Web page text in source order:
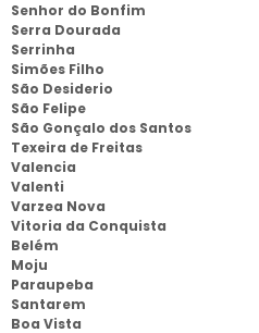
Senhor do Bonfim
Serra Dourada
Serrinha
Simões Filho
São Desiderio
São Felipe
São Gonçalo dos Santos
Texeira de Freitas
Valencia
Valenti
Varzea Nova
Vitoria da Conquista
Belém
Moju
Paraupeba
Santarem
Boa Vista